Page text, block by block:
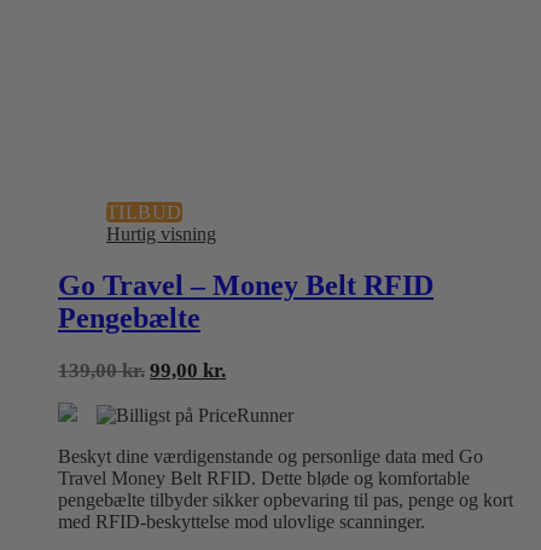
TILBUD
Hurtig visning
Go Travel – Money Belt RFID
Pengebælte
139,00kr. Den
pris
139,00 kr..
99,00 kr.
pris
99,00 kr..
Beskyt dine værdigenstande og personlige data med Go
Travel Money Belt RFID. Dette bløde og komfortable
pengebælte tilbyder sikker opbevaring til pas, penge og kort
med RFID-beskyttelse mod ulovlige scanninger.